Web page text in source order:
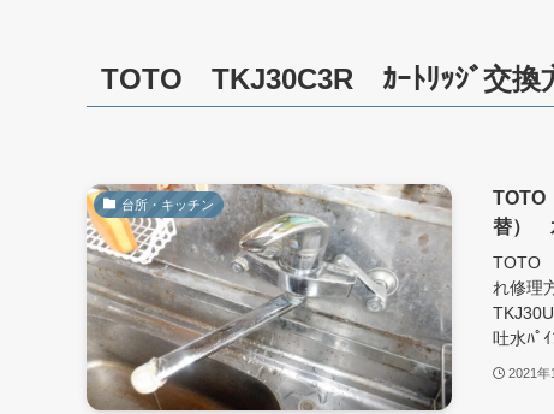
TOTO TKJ30C3R ｶｰﾄﾘｯｼﾞ交換
台所・キッチン
TOTO
替）
TOTO
れ修理
吐水ﾊﾟ
2021年